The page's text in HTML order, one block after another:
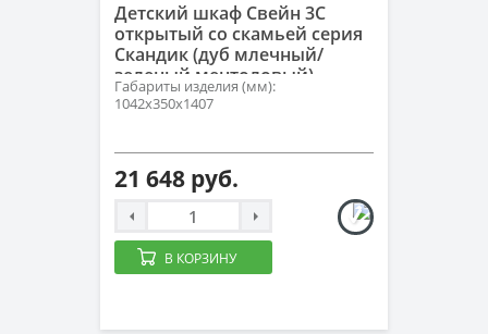
Детский шкаф Свейн 3С
открытый со скамьей серия
Скандик (дуб млечный/
зеленый ментоловый)
Габариты изделия (мм):
1042х350х1407
21 648 руб.
В КОРЗИНУ